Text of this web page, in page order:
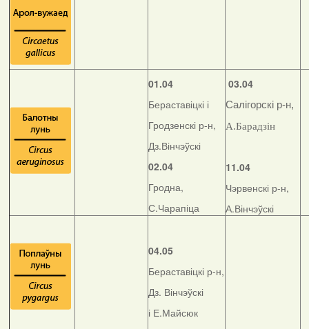
01.04
Бераставіцкі і
Гродзенскі р-н,
Дз.Вінчэўскі
02.04
Гродна,
С.Чарапіца
03.04
Салігорскі р-н,
А.Барадзін
11.04
Чэрвенскі р-н,
А.Вінчэўскі
04.05
Бераставіцкі р-н,
Дз. Вінчэўскі
і Е.Майсюк